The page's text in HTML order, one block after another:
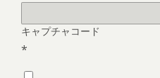
キャプチャコード
*